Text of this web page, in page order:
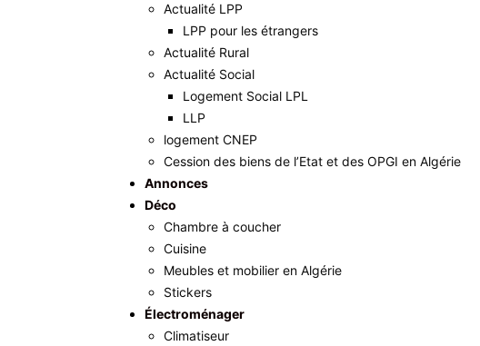
Actualité LPP
LPP pour les étrangers
Actualité Rural
Actualité Social
Logement Social LPL
LLP
logement CNEP
Cession des biens de l’Etat et des OPGI en Algérie
Annonces
Déco
Chambre à coucher
Cuisine
Meubles et mobilier en Algérie
Stickers
Électroménager
Climatiseur